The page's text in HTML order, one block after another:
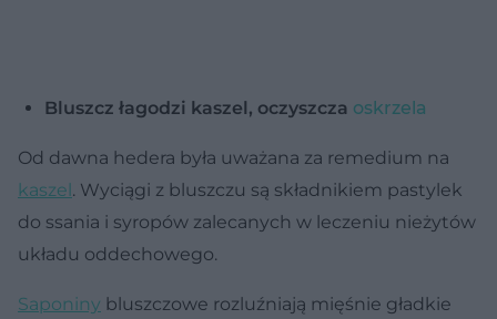
Bluszcz łagodzi kaszel, oczyszcza oskrzela
Od dawna hedera była uważana za remedium na
kaszel. Wyciągi z bluszczu są składnikiem pastylek
do ssania i syropów zalecanych w leczeniu nieżytów
układu oddechowego.
Saponiny bluszczowe rozluźniają mięśnie gładkie